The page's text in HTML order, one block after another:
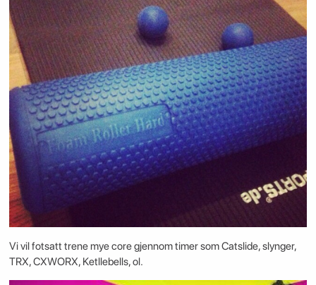
Vi vil fotsatt trene mye core gjennom timer som Catslide, slynger,
TRX, CXWORX, Ketllebells, ol.